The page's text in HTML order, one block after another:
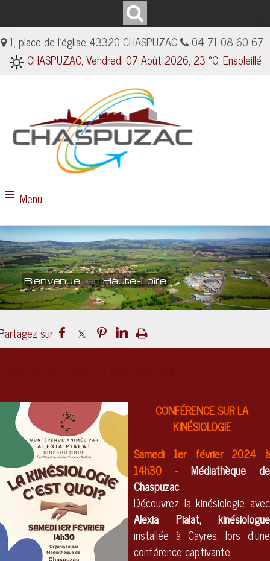
1, place de l'église 43320 CHASPUZAC
04 71 08 60 67
CHASPUZAC, Vendredi 07 Août 2026, 23 °C, Ensoleillé
Menu
BienvenueenHaute-Loire
Un lieuculturelouvert sur le
CONFÉRENCE SUR LA
KINÉSIOLOGIE
Samedi 1er février 2024 à
14h30 - Médiathèque de
Chaspuzac
Découvrez la kinésiologie avec
Alexia Pialat, kinésiologue
installée à Cayres, lors d'une
conférence captivante.